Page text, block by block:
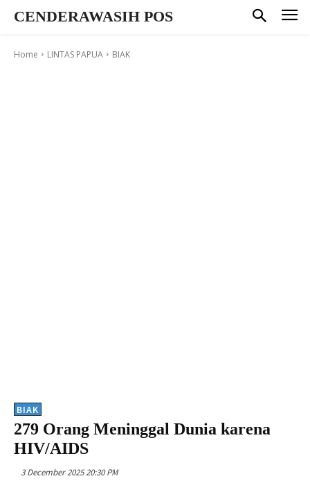
CENDERAWASIH POS
Home LINTAS PAPUA BIAK
BIAK
279 Orang Meninggal Dunia karena
HIV/AIDS
3 December 2025 20:30 PM